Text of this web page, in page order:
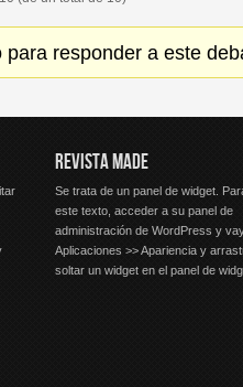
responder a este
REVISTA MADE
Se trata de un panel de widget.
este texto, acceder a su panel de
administración de WordPress y
Aplicaciones >> Apariencia y
soltar un widget en el panel de